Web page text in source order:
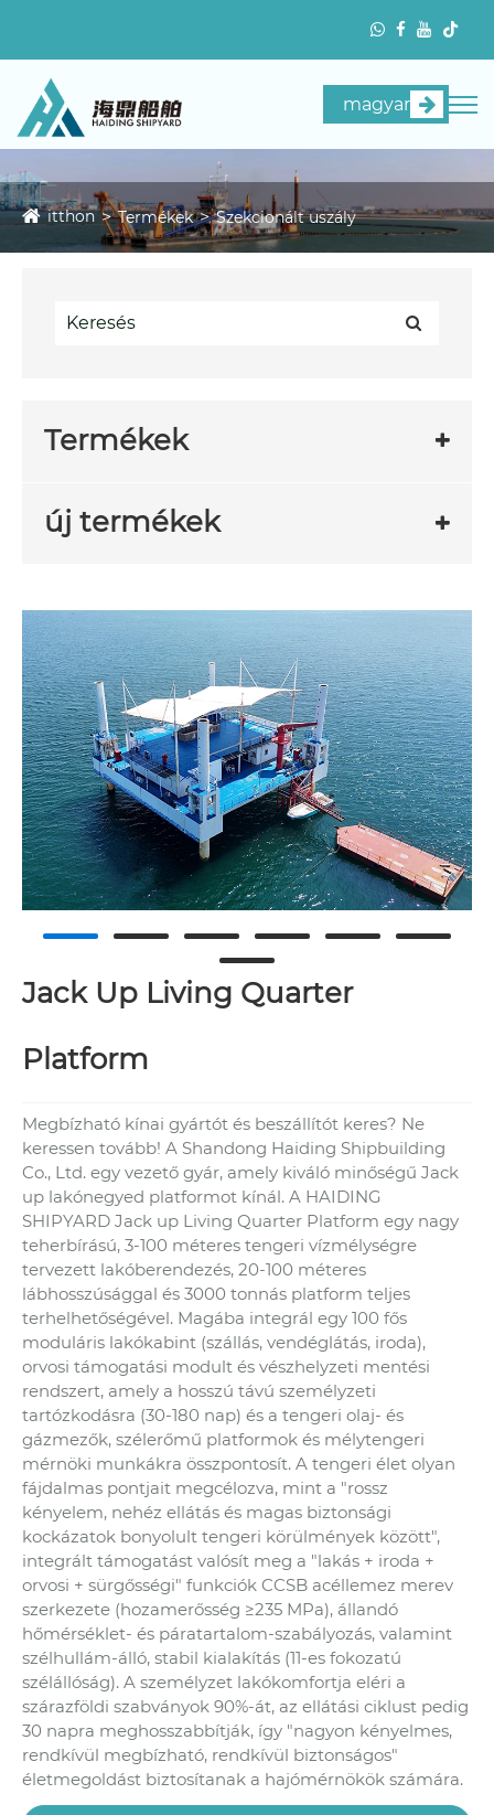
magyar
itthon Termékek Szekcionált uszály
Termékek
új termékek
Jack Up Living Quarter
Platform
Megbízható kínai gyártót és beszállítót keres? Ne
keressen tovább! A Shandong Haiding Shipbuilding
Co., Ltd. egy vezető gyár, amely kiváló minőségű Jack
up lakónegyed platformot kínál. A HAIDING
SHIPYARD Jack up Living Quarter Platform egy nagy
teherbírású, 3-100 méteres tengeri vízmélységre
tervezett lakóberendezés, 20-100 méteres
lábhosszúsággal és 3000 tonnás platform teljes
terhelhetőségével. Magába integrál egy 100 fős
moduláris lakókabint (szállás, vendéglátás, iroda),
orvosi támogatási modult és vészhelyzeti mentési
rendszert, amely a hosszú távú személyzeti
tartózkodásra (30-180 nap) és a tengeri olaj- és
gázmezők, szélerőmű platformok és mélytengeri
mérnöki munkákra összpontosít. A tengeri élet olyan
fájdalmas pontjait megcélozva, mint a "rossz
kényelem, nehéz ellátás és magas biztonsági
kockázatok bonyolult tengeri körülmények között",
integrált támogatást valósít meg a "lakás + iroda +
orvosi + sürgősségi" funkciók CCSB acéllemez merev
szerkezete (hozamerősség ≥235 MPa), állandó
hőmérséklet- és páratartalom-szabályozás, valamint
szélhullám-álló, stabil kialakítás (11-es fokozatú
szélállóság). A személyzet lakókomfortja eléri a
szárazföldi szabványok 90%-át, az ellátási ciklust pedig
30 napra meghosszabbítják, így "nagyon kényelmes,
rendkívül megbízható, rendkívül biztonságos"
életmegoldást biztosítanak a hajómérnökök számára.